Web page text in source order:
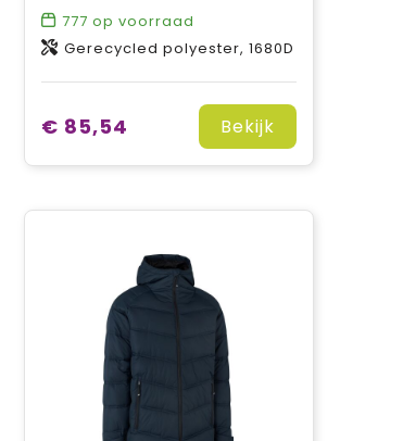
777 op voorraad
Gerecycled polyester, 1680D
€ 85,54 Bekijk